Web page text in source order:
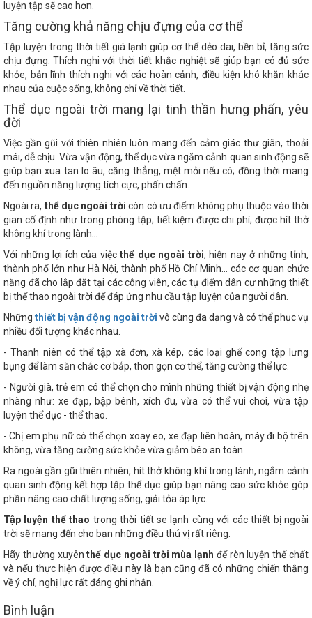
luyện tập sẽ cao hơn.
Tăng cường khả năng chịu đựng của cơ thể
Tập luyện trong thời tiết giá lạnh giúp cơ thể dẻo dai, bền bỉ, tăng sức
chịu đựng. Thích nghi với thời tiết khắc nghiệt sẽ giúp bạn có đủ sức
khỏe, bản lĩnh thích nghi với các hoàn cảnh, điều kiện khó khăn khác
nhau của cuộc sống, không chỉ về thời tiết.
Thể dục ngoài trời mang lại tinh thần hưng phấn, yêu
đời
Việc gần gũi với thiên nhiên luôn mang đến cảm giác thư giãn, thoải
mái, dễ chịu. Vừa vận động, thể dục vừa ngắm cảnh quan sinh động sẽ
giúp bạn xua tan lo âu, căng thẳng, mệt mỏi nếu có; đồng thời mang
đến nguồn năng lượng tích cực, phấn chấn.
Ngoài ra, thể dục ngoài trờicòn có ưu điểm không phụ thuộc vào thời
gian cố định như trong phòng tập; tiết kiệm được chi phí; được hít thở
không khí trong lành…
Với những lợi ích của việc thể dục ngoài trời, hiện nay ở những tỉnh,
thành phố lớn như Hà Nội, thành phố Hồ Chí Minh… các cơ quan chức
năng đã cho lắp đặt tại các công viên, các tụ điểm dân cư những thiết
bị thể thao ngoài trời để đáp ứng nhu cầu tập luyện của người dân.
Những thiết bị vận động ngoài trời vô cùng đa dạng và có thể phục vụ
nhiều đối tượng khác nhau.
- Thanh niên có thể tập xà đơn, xà kép, các loại ghế cong tập lưng
bụng để làm săn chắc cơ bắp, thon gọn cơ thể, tăng cường thể lực.
- Người già, trẻ em có thể chọn cho mình những thiết bị vận động nhẹ
nhàng như: xe đạp, bập bênh, xích đu, vừa có thể vui chơi, vừa tập
luyện thể dục - thể thao.
- Chị em phụ nữ có thể chọn xoay eo, xe đạp liên hoàn, máy đi bộ trên
không, vừa tăng cường sức khỏe vừa giảm béo an toàn.
Ra ngoài gần gũi thiên nhiên, hít thở không khí trong lành, ngắm cảnh
quan sinh động kết hợp tập thể dục giúp bạn nâng cao sức khỏe góp
phần nâng cao chất lượng sống, giải tỏa áp lực.
Tập luyện thể thao trong thời tiết se lạnh cùng với các thiết bị ngoài
trời sẽ mang đến cho bạn những điều thú vị rất riêng.
Hãy thường xuyên thể dục ngoài trời mùa lạnh để rèn luyện thể chất
và nếu thực hiện được điều này là bạn cũng đã có những chiến thắng
về ý chí, nghị lực rất đáng ghi nhận.
Bình luận